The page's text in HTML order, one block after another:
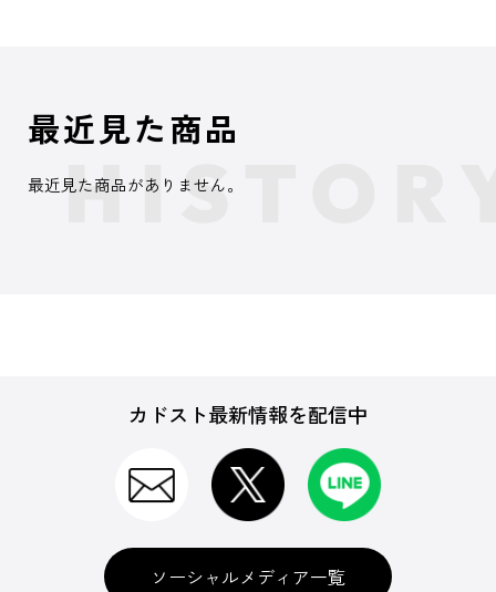
最近見た商品
最近見た商品がありません。
カドスト最新情報を配信中
ソーシャルメディア一覧